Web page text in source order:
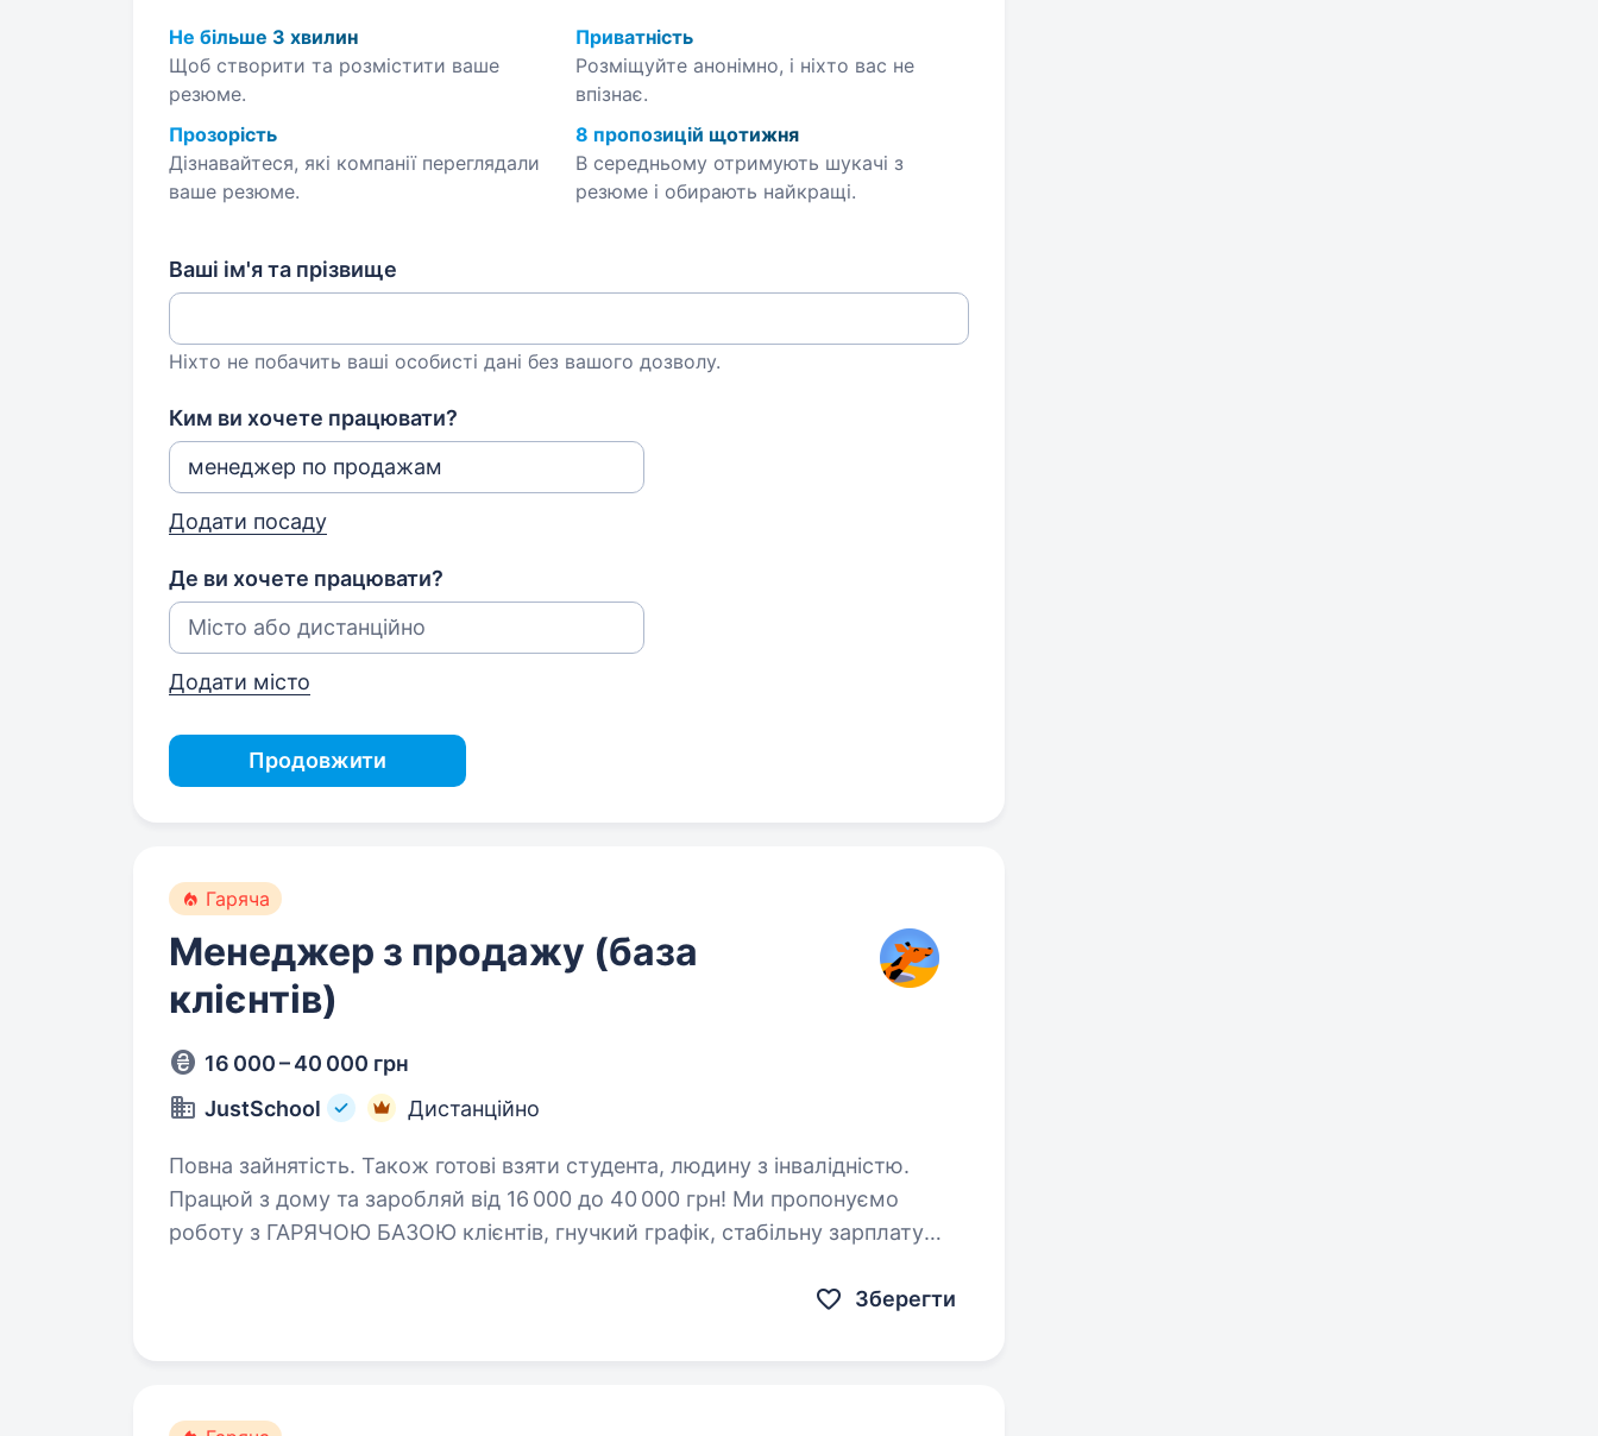
Не більше 3 хвилин
Щоб створити та розмістити ваше
резюме.
Приватність
Розміщуйте анонімно, і ніхто вас не
впізнає.
Прозорість
Дізнавайтеся, які компанії переглядали
ваше резюме.
8 пропозицій щотижня
В середньому отримують шукачі з
резюме і обирають найкращі.
Ваші ім'я та прізвище
Ніхто не побачить ваші особисті дані без вашого дозволу.
Ким ви хочете працювати?
Додати посаду
Де ви хочете працювати?
Додати місто
Продовжити
Гаряча
Менеджер з продажу (база
клієнтів)
16 000 – 40 000 грн
JustSchool
Дистанційно
Повна зайнятість. Також готові взяти студента, людину з інвалідністю.
Працюй з дому та заробляй від 16 000 до 40 000 грн! Ми пропонуємо
роботу з ГАРЯЧОЮ БАЗОЮ клієнтів, гнучкий графік, стабільну зарплату
Зберегти